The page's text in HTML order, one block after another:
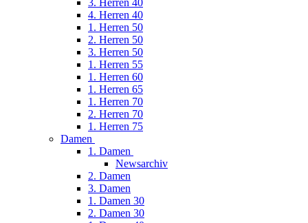
3. Herren 40
4. Herren 40
1. Herren 50
2. Herren 50
3. Herren 50
1. Herren 55
1. Herren 60
1. Herren 65
1. Herren 70
2. Herren 70
1. Herren 75
Damen
1. Damen
Newsarchiv
2. Damen
3. Damen
1. Damen 30
2. Damen 30